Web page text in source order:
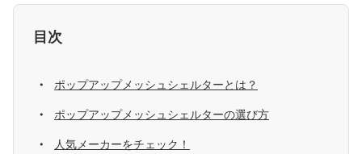
目次
ポップアップメッシュシェルターとは？
ポップアップメッシュシェルターの選び方
人気メーカーをチェック！